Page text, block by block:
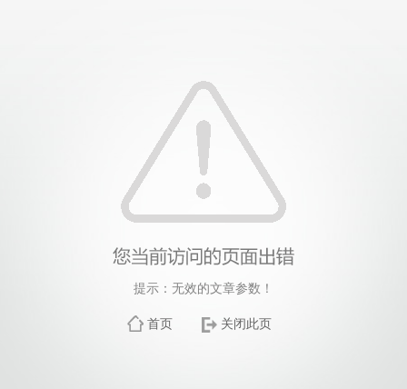
提示：无效的文章参数！
首页 关闭此页